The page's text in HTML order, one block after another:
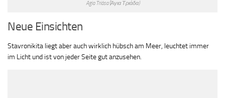
Agia Triàsa (Άγια Τριάδα)
Neue Einsichten
Stavronikita liegt aber auch wirklich hübsch am Meer, leuchtet immer
im Licht und ist von jeder Seite gut anzusehen.